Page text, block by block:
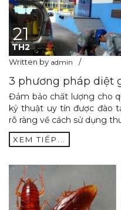
21
TH2
Written by admin
3 phương pháp diệt
Đảm bảo chất lượng cho
kỷ thuật uy tín được đào
rõ ràng về cách sử dụng
XEM TIẾP...